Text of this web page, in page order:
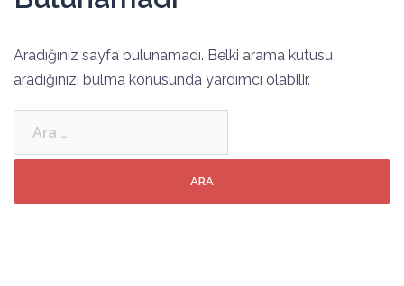
Aradığınız sayfa bulunamadı. Belki arama kutusu
aradığınızı bulma konusunda yardımcı olabilir.